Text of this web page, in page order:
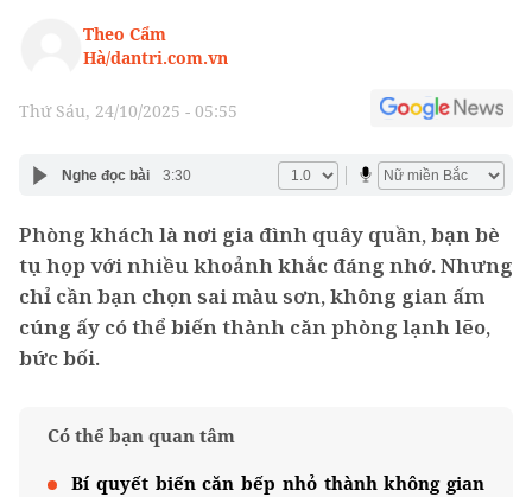
Theo Cẩm
Hà/dantri.com.vn
Thứ Sáu, 24/10/2025 - 05:55
Nghe đọc bài 3:30
Phòng khách là nơi gia đình quây quần, bạn bè
tụ họp với nhiều khoảnh khắc đáng nhớ. Nhưng
chỉ cần bạn chọn sai màu sơn, không gian ấm
cúng ấy có thể biến thành căn phòng lạnh lẽo,
bức bối.
Có thể bạn quan tâm
Bí quyết biến căn bếp nhỏ thành không gian